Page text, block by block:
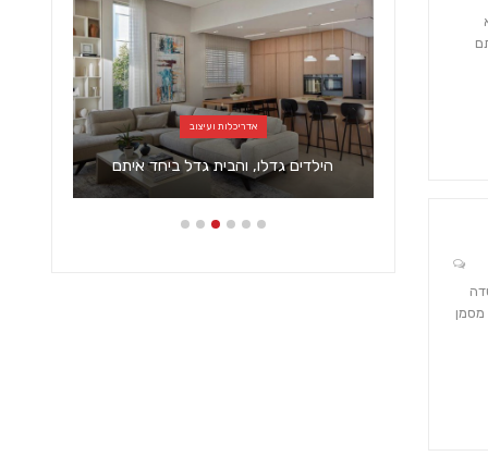
מסמן
אדריכלות ועיצוב
הילדים גדלו, והבית גדל ביחד איתם